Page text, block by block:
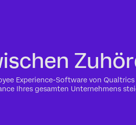
Experience-Software von
Ihres gesamten Unternehmens